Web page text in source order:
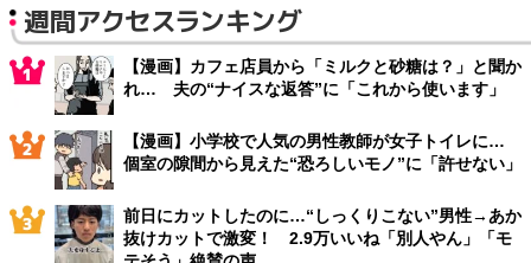
週間アクセスランキング
【漫画】カフェ店員から「ミルクと砂糖は？」と聞か
れ… 夫の“ナイスな返答”に「これから使います」
【漫画】小学校で人気の男性教師が女子トイレに…
個室の隙間から見えた“恐ろしいモノ”に「許せない」
前日にカットしたのに…“しっくりこない”男性→あか
抜けカットで激変！ 2.9万いいね「別人やん」「モ